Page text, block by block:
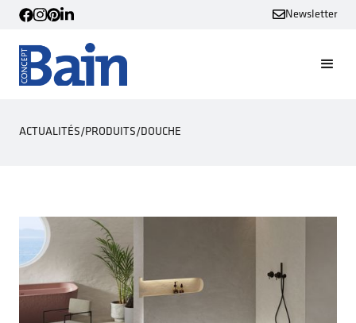
Newsletter
ACTUALITÉS/PRODUITS/DOUCHE